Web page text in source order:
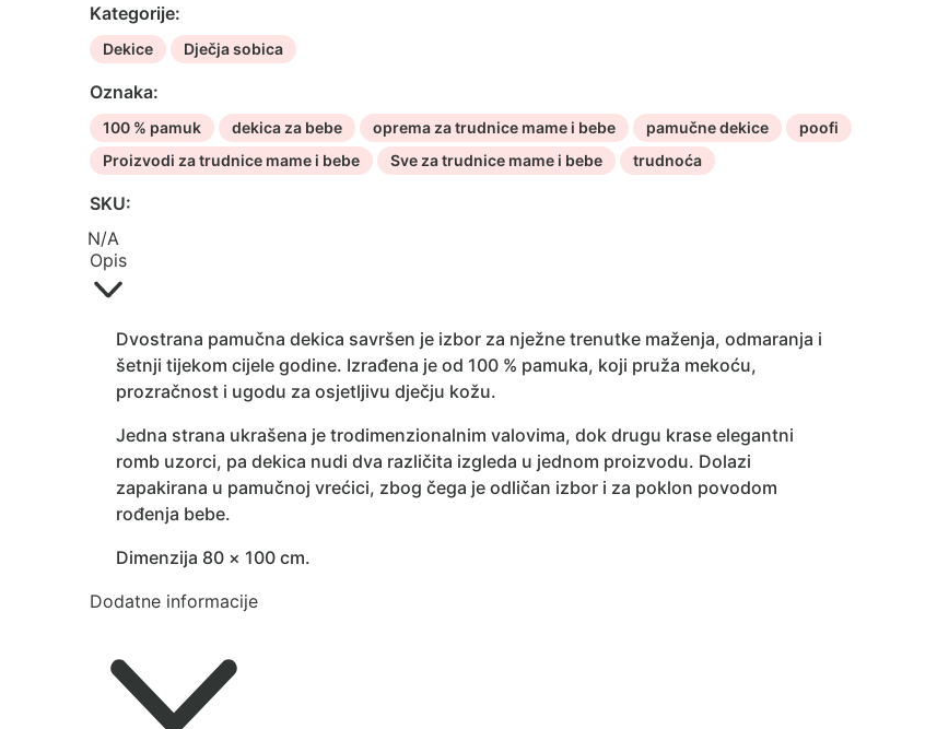
dekica
količina
Kategorije:
Dekice Dječja sobica
Oznaka:
100 % pamuk dekica za bebe oprema za trudnice mame i bebe pamučne dekice
poofi
Proizvodi za trudnice mame i bebe
Sve za trudnice mame i bebe trudnoća
SKU:
N/A
Opis
Dvostrana pamučna dekica savršen je izbor za nježne trenutke maženja, odmaranja i
šetnji tijekom cijele godine. Izrađena je od 100 % pamuka, koji pruža mekoću,
prozračnost i ugodu za osjetljivu dječju kožu.
Jedna strana ukrašena je trodimenzionalnim valovima, dok drugu krase elegantni
romb uzorci, pa dekica nudi dva različita izgleda u jednom proizvodu. Dolazi
zapakirana u pamučnoj vrećici, zbog čega je odličan izbor i za poklon povodom
rođenja bebe.
Dimenzija 80 × 100 cm.
Dodatne informacije